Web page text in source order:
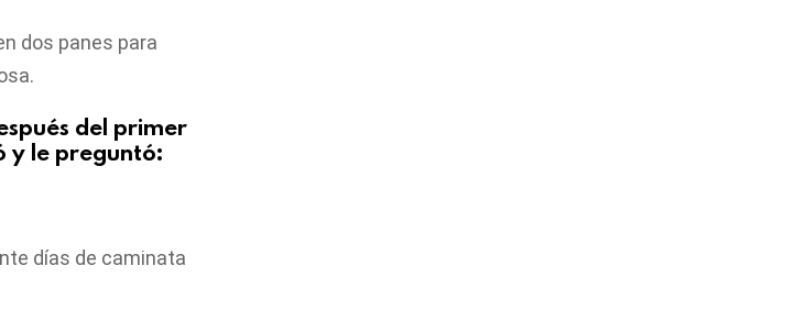
dos panes para
del primer
y le preguntó:
días de caminata